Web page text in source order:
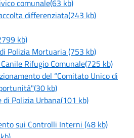
comunale(63 kb)
differenziata(243 kb)
kb)
Polizia Mortuaria (753 kb)
Rifugio Comunale(725 kb)
del “Comitato Unico di
kb)
Polizia Urbana(101 kb)
sui Controlli Interni (48 kb)